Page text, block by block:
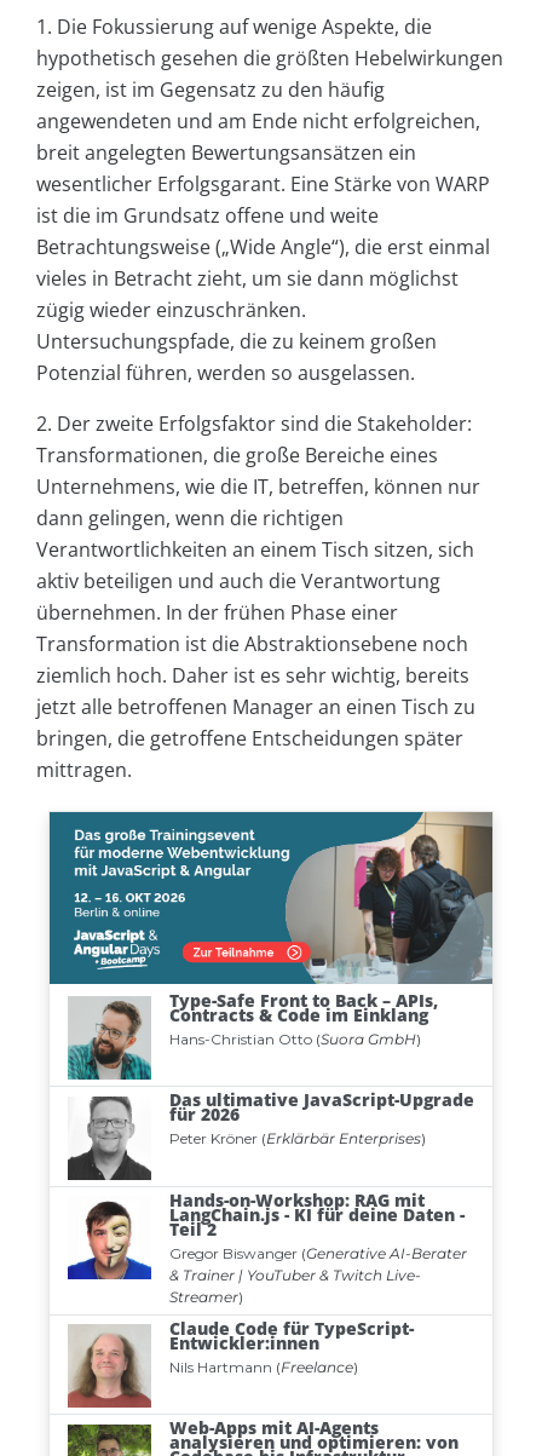
1. Die Fokussierung auf wenige Aspekte, die
hypothetisch gesehen die größten Hebelwirkungen
zeigen, ist im Gegensatz zu den häufig
angewendeten und am Ende nicht erfolgreichen,
breit angelegten Bewertungsansätzen ein
wesentlicher Erfolgsgarant. Eine Stärke von WARP
ist die im Grundsatz offene und weite
Betrachtungsweise („Wide Angle“), die erst einmal
vieles in Betracht zieht, um sie dann möglichst
zügig wieder einzuschränken.
Untersuchungspfade, die zu keinem großen
Potenzial führen, werden so ausgelassen.
2. Der zweite Erfolgsfaktor sind die Stakeholder:
Transformationen, die große Bereiche eines
Unternehmens, wie die IT, betreffen, können nur
dann gelingen, wenn die richtigen
Verantwortlichkeiten an einem Tisch sitzen, sich
aktiv beteiligen und auch die Verantwortung
übernehmen. In der frühen Phase einer
Transformation ist die Abstraktionsebene noch
ziemlich hoch. Daher ist es sehr wichtig, bereits
jetzt alle betroffenen Manager an einen Tisch zu
bringen, die getroffene Entscheidungen später
mittragen.